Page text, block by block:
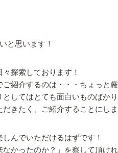
と思います！
探索しております！
紹介するのは・・・ちょっと
してはとても面白いものばかり
きたく、ご紹介することにしま
んでいただけるはずです！
かったのか？」を察して頂けれ